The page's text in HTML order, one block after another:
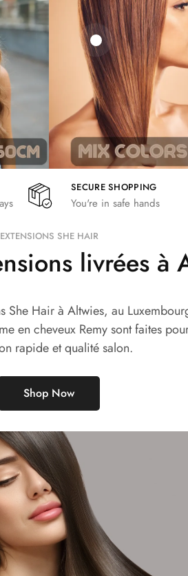
19,36 € 26,62€
21,78€
SECURE SHOPPING
You're in safe hands
EXTENSIONS SHE HAIR
livrées à
She Hair à Altwies, au
en cheveux Remy sont faites
rapide et qualité salon.
Shop Now